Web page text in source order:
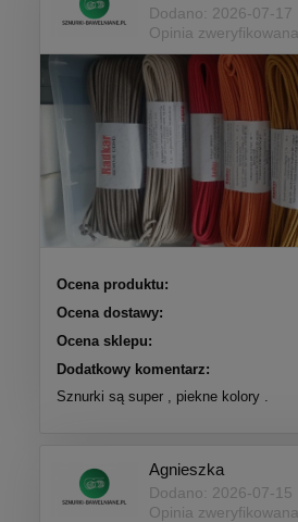
Dodano: 2026-07-17
Opinia zweryfikowana
Ocena produktu:
Ocena dostawy:
Ocena sklepu:
Dodatkowy komentarz:
Sznurki są super , piekne kolory .
Agnieszka
Dodano: 2026-07-15
Opinia zweryfikowana